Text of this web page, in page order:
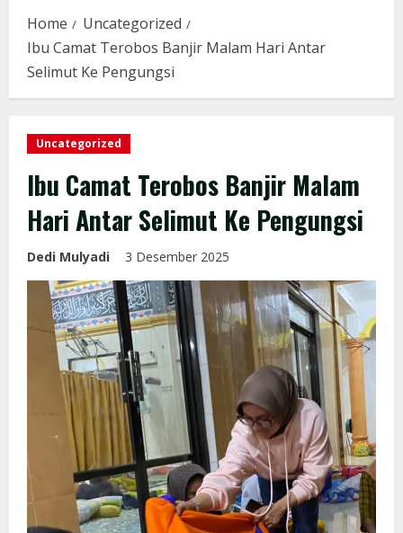
Home
Uncategorized
Ibu Camat Terobos Banjir Malam Hari Antar
Selimut Ke Pengungsi
Uncategorized
Ibu Camat Terobos Banjir Malam
Hari Antar Selimut Ke Pengungsi
Dedi Mulyadi 3 Desember 2025